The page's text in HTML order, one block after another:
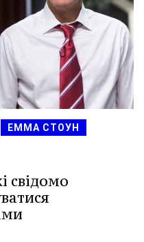
ЕММА СТОУН
свідомо